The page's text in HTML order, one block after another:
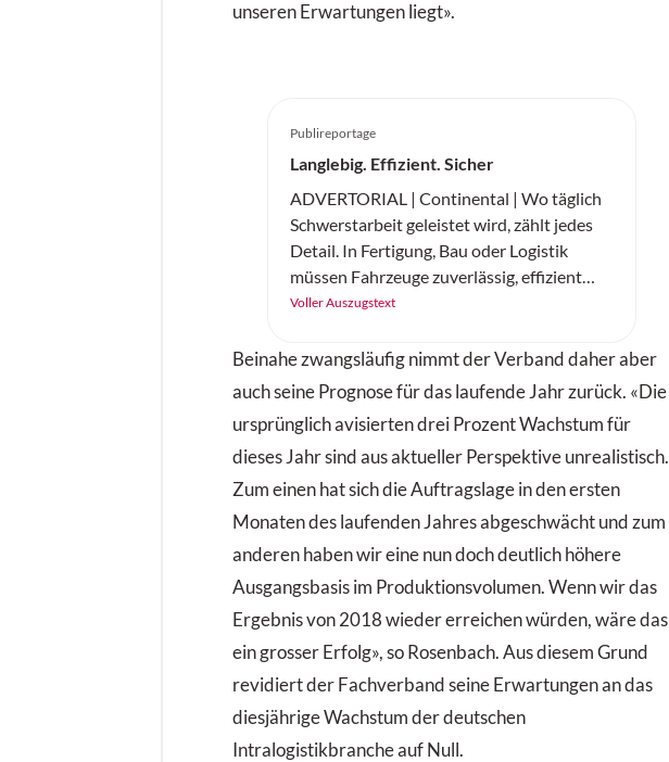
unseren Erwartungen liegt».
Publireportage
Langlebig. Effizient. Sicher
ADVERTORIAL | Continental | Wo täglich
Schwerstarbeit geleistet wird, zählt jedes
Detail. In Fertigung, Bau oder Logistik
müssen Fahrzeuge zuverlässig, effizient
und sicher arbeiten. Der «SC20+» von
Vollgummireifen – gemacht für
Höchstleistung auf jedem Untergrund.
Voller Auszugstext
Beinahe zwangsläufig nimmt der Verband daher aber
auch seine Prognose für das laufende Jahr zurück. «Die
ursprünglich avisierten drei Prozent Wachstum für
dieses Jahr sind aus aktueller Perspektive unrealistisch.
Zum einen hat sich die Auftragslage in den ersten
Monaten des laufenden Jahres abgeschwächt und zum
anderen haben wir eine nun doch deutlich höhere
Ausgangsbasis im Produktionsvolumen. Wenn wir das
Ergebnis von 2018 wieder erreichen würden, wäre das
ein grosser Erfolg», so Rosenbach. Aus diesem Grund
revidiert der Fachverband seine Erwartungen an das
diesjährige Wachstum der deutschen
Intralogistikbranche auf Null.